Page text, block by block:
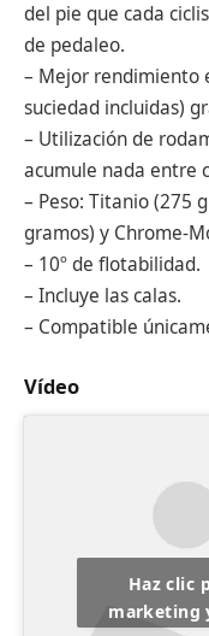
del pie que cada
de pedaleo.
– Mejor rendimiento
suciedad incluidas)
– Utilización de
acumule nada entre
– Peso: Titanio (275
gramos) y Chrome-
– 10º de flotabilidad.
– Incluye las calas.
– Compatible
Vídeo
Haz clic
marketing